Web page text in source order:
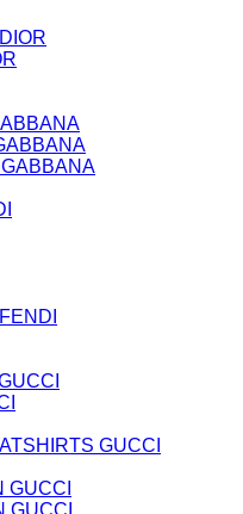
GUCCI
GUCCI
GUCCI